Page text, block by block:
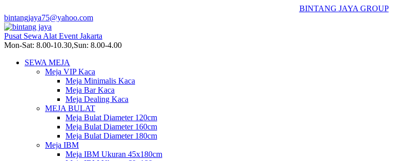
BINTANG JAYA GROUP
bintangjaya75@yahoo.com
Pusat Sewa Alat Event Jakarta
Mon-Sat: 8.00-10.30,Sun: 8.00-4.00
SEWA MEJA
Meja VIP Kaca
Meja Minimalis Kaca
Meja Bar Kaca
Meja Dealing Kaca
MEJA BULAT
Meja Bulat Diameter 120cm
Meja Bulat Diameter 160cm
Meja Bulat Diameter 180cm
Meja IBM
Meja IBM Ukuran 45x180cm